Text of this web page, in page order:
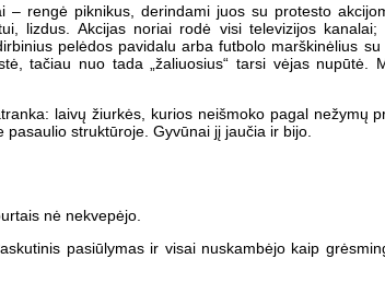
rengė piknikus, derindami juos su protesto
lizdus. Akcijas noriai rodė visi televizijos
pelėdos pavidalu arba futbolo marškinėlius su
tačiau nuo tada „žaliuosius“ tarsi vėjas nupūtė.
laivų žiurkės, kurios neišmoko pagal nežymų
struktūroje. Gyvūnai jį jaučia ir bijo.
nė nekvepėjo.
pasiūlymas ir visai nuskambėjo kaip